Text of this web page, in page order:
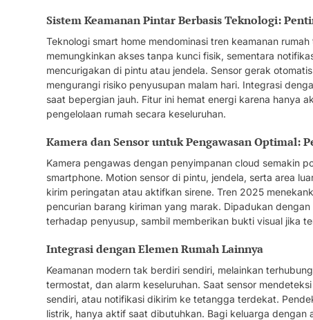
Sistem Keamanan Pintar Berbasis Teknologi:
Teknologi smart home mendominasi tren keamanan
memungkinkan akses tanpa kunci fisik, sementara
mencurigakan di pintu atau jendela. Sensor gerak
mengurangi risiko penyusupan malam hari. Integrasi
saat bepergian jauh. Fitur ini hemat energi karena hanya
pengelolaan rumah secara keseluruhan.
Kamera dan Sensor untuk Pengawasan Optimal:
Kamera pengawas dengan penyimpanan cloud semakin
smartphone. Motion sensor di pintu, jendela, serta area
kirim peringatan atau aktifkan sirene. Tren 2025
pencurian barang kiriman yang marak. Dipadukan
terhadap penyusup, sambil memberikan bukti visual jika
Integrasi dengan Elemen Rumah Lainnya
Keamanan modern tak berdiri sendiri, melainkan
termostat, dan alarm keseluruhan. Saat sensor
sendiri, atau notifikasi dikirim ke tetangga terdekat.
listrik, hanya aktif saat dibutuhkan. Bagi keluarga